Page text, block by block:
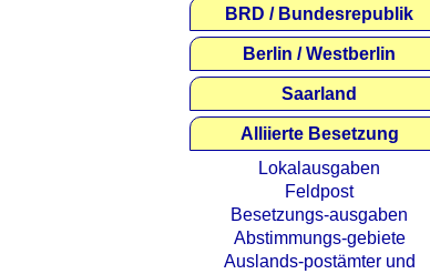
BRD / Bundesrepublik
Berlin / Westberlin
Saarland
Alliierte Besetzung
Lokalausgaben
Feldpost
Besetzungs-ausgaben
Abstimmungs-gebiete
Auslands-postämter und